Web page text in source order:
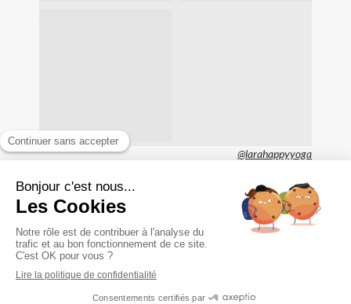
@larahappyyoga
Mentions légales
Plan du site